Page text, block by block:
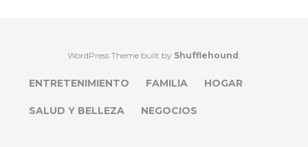
WordPress Theme built by Shufflehound .
ENTRETENIMIENTO FAMILIA HOGAR
SALUD Y BELLEZA NEGOCIOS